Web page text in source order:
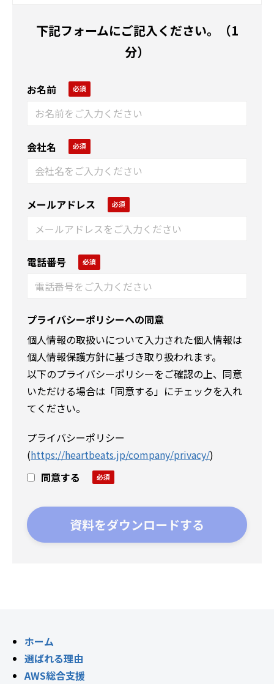
下記フォームにご記入ください。（1
分）
お名前
会社名
メールアドレス
電話番号
プライバシーポリシーへの同意
個人情報の取扱いについて入力された個人情報は
個人情報保護方針に基づき取り扱われます。
以下のプライバシーポリシーをご確認の上、同意
いただける場合は「同意する」にチェックを入れ
てください。
プライバシーポリシー
(https://heartbeats.jp/company/privacy/)
同意する
ホーム
選ばれる理由
AWS総合支援